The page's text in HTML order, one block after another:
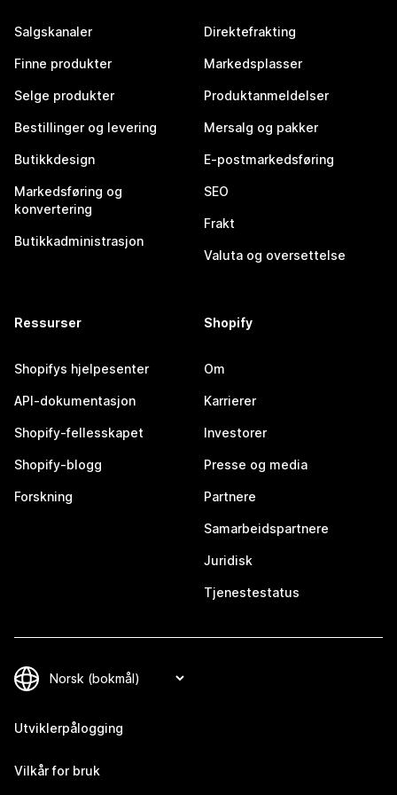
Salgskanaler
Finne produkter
Selge produkter
Bestillinger og levering
Butikkdesign
Markedsføring og
konvertering
Butikkadministrasjon
Direktefrakting
Markedsplasser
Produktanmeldelser
Mersalg og pakker
E-postmarkedsføring
SEO
Frakt
Valuta og oversettelse
Ressurser
Shopifys hjelpesenter
API-dokumentasjon
Shopify-fellesskapet
Shopify-blogg
Forskning
Shopify
Om
Karrierer
Investorer
Presse og media
Partnere
Samarbeidspartnere
Juridisk
Tjenestestatus
Utviklerpålogging
Vilkår for bruk